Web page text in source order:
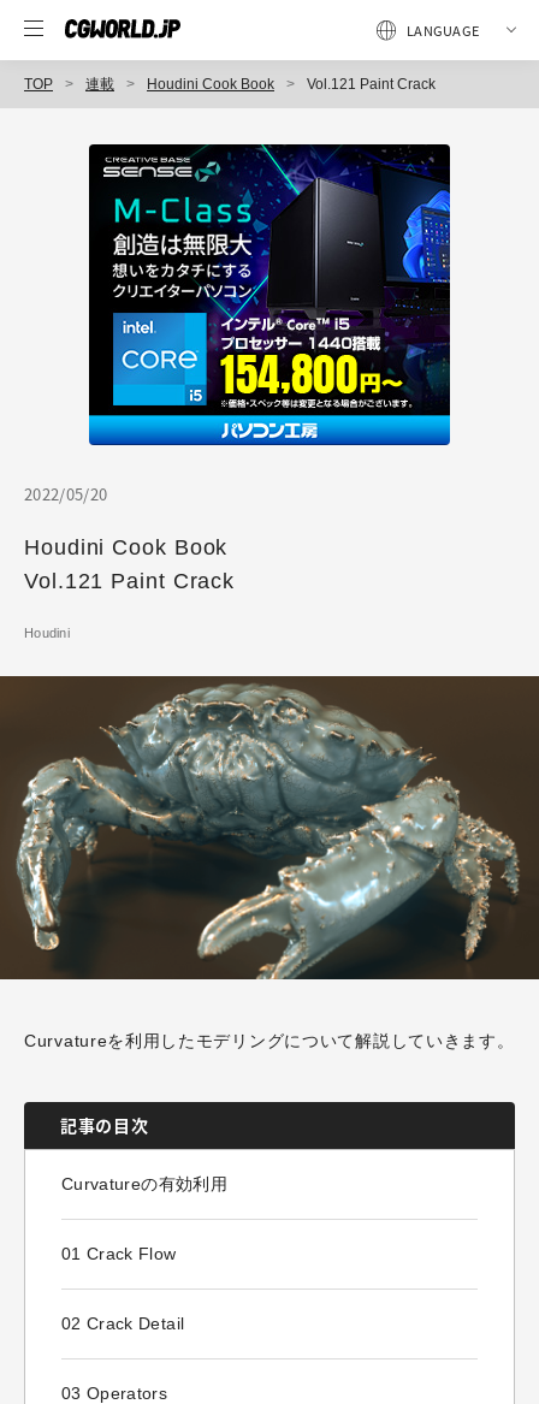
TOP 連載 Houdini Cook Book Vol.121 Paint Crack
2022/05/20
Houdini Cook Book
Vol.121 Paint Crack
Houdini
Curvatureを利用したモデリングについて解説していきます。
記事の目次
Curvatureの有効利用
01 Crack Flow
02 Crack Detail
03 Operators